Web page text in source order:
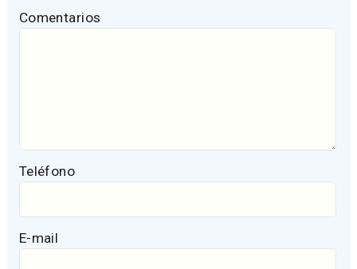
Comentarios
Teléfono
E-mail